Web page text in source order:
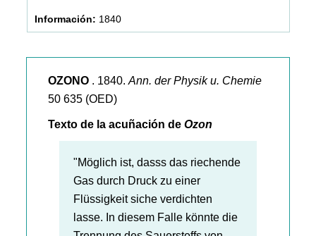
1840
OZONO . 1840.Ann. der Physik u. Chemie
50 635 (OED)
Texto de la acuñación deOzon
"Möglich ist, dasss das riechende
Gas durch Druck zu einer
Flüssigkeit siche verdichten
lasse. In diesem Falle könnte die